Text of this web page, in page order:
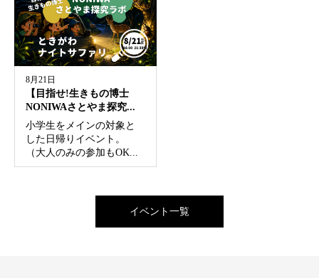
8月21日
【目指せ!生きもの博士
NONIWAさとやま探究...
小学生をメインの対象と
した日帰りイベント。
（大人のみの参加もOK...
イベント一覧